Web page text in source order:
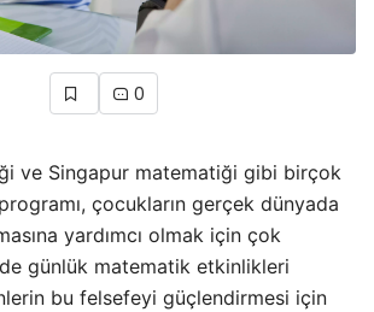
0
ve Singapur matematiği gibi birçok
çocukların gerçek dünyada
yardımcı olmak için çok
günlük matematik etkinlikleri
bu felsefeyi güçlendirmesi için